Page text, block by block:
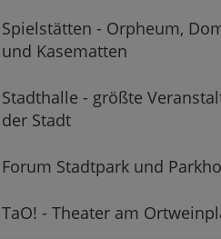
Spielstätten - Orpheum,
und Kasematten
Stadthalle - größte
der Stadt
Forum Stadtpark und
TaO! - Theater am